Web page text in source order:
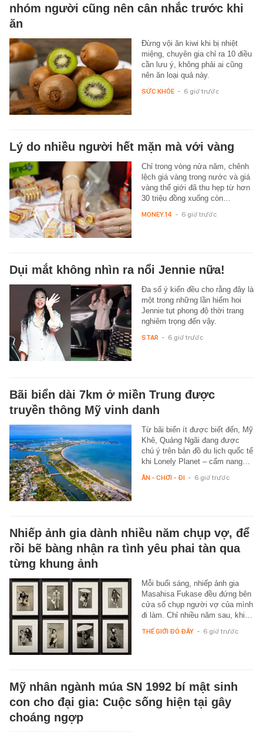
nhóm người cũng nên cân nhắc trước khi
ăn
Đừng vội ăn kiwi khi bị nhiệt
miệng, chuyên gia chỉ ra 10 điều
cần lưu ý, không phải ai cũng
nên ăn loại quả này.
SỨC KHỎE - 6 giờ trước
Lý do nhiều người hết mặn mà với vàng
Chỉ trong vòng nửa năm, chênh
lệch giá vàng trong nước và giá
vàng thế giới đã thu hẹp từ hơn
30 triệu đồng xuống còn…
MONEY.14 - 6 giờ trước
Dụi mắt không nhìn ra nổi Jennie nữa!
Đa số ý kiến đều cho rằng đây là
một trong những lần hiếm hoi
Jennie tụt phong độ thời trang
nghiêm trọng đến vậy.
STAR - 6 giờ trước
Bãi biển dài 7km ở miền Trung được
truyền thông Mỹ vinh danh
Từ bãi biển ít được biết đến, Mỹ
Khê, Quảng Ngãi đang được
chú ý trên bản đồ du lịch quốc tế
khi Lonely Planet – cẩm nang…
ĂN - CHƠI - ĐI - 6 giờ trước
Nhiếp ảnh gia dành nhiều năm chụp vợ, để
rồi bẽ bàng nhận ra tình yêu phai tàn qua
từng khung ảnh
Mỗi buổi sáng, nhiếp ảnh gia
Masahisa Fukase đều đứng bên
cửa sổ chụp người vợ của mình
đi làm. Chỉ nhiều năm sau, khi…
THẾ GIỚI ĐÓ ĐÂY - 6 giờ trước
Mỹ nhân ngành múa SN 1992 bí mật sinh
con cho đại gia: Cuộc sống hiện tại gây
choáng ngợp